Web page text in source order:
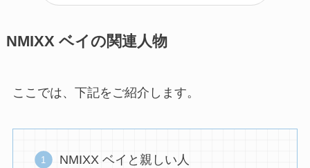
NMIXX ベイの関連人物
ここでは、下記をご紹介します。
NMIXX ベイと親しい人